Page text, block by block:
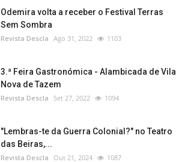
Odemira volta a receber o Festival Terras
Sem Sombra
Revista Descla Ago 31, 2022 1103
3.ª Feira Gastronómica - Alambicada de Vila
Nova de Tazem
Revista Descla Set 27, 2022 1094
"Lembras-te da Guerra Colonial?" no Teatro
das Beiras,...
Revista Descla Out 21, 2024 1087